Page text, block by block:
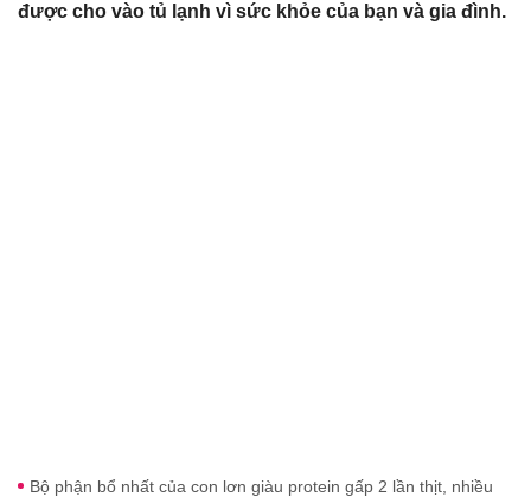
được cho vào tủ lạnh vì sức khỏe của bạn và gia đình.
Bộ phận bổ nhất của con lơn giàu protein gấp 2 lần thịt, nhiều